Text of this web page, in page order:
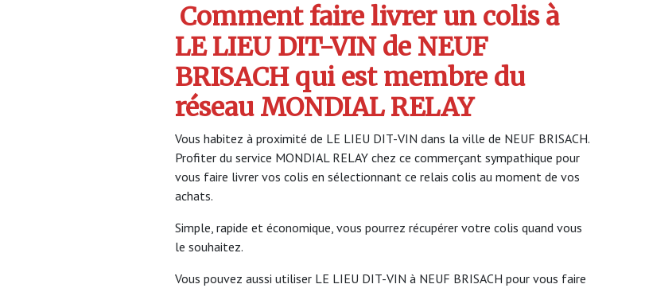
Comment faire livrer un colis à
LE LIEU DIT-VIN de NEUF
BRISACH qui est membre du
réseau MONDIAL RELAY
Vous habitez à proximité de LE LIEU DIT-VIN dans la ville de NEUF BRISACH.
Profiter du service MONDIAL RELAY chez ce commerçant sympathique pour
vous faire livrer vos colis en sélectionnant ce relais colis au moment de vos
achats.
Simple, rapide et économique, vous pourrez récupérer votre colis quand vous
le souhaitez.
Vous pouvez aussi utiliser LE LIEU DIT-VIN à NEUF BRISACH pour vous faire